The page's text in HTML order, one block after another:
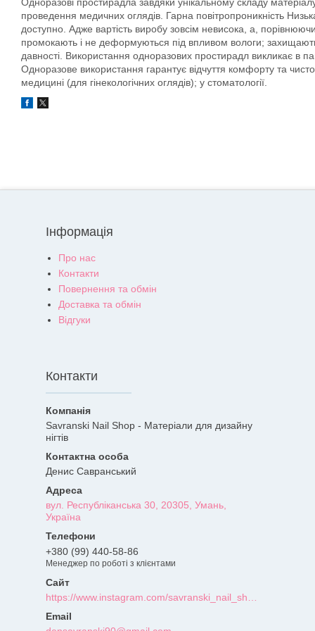
проведення медичних оглядів. Гарна повітропроникність
доступно. Адже вартість виробу зовсім невисока, а,
промокають і не деформуються під впливом вологи; захищають
давності. Використання одноразових простирадл викликає в
Одноразове використання гарантує відчуття комфорту та
медицині (для гінекологічних оглядів); у стоматології.
Інформація
Про нас
Контакти
Повернення та обмін
Доставка та обмін
Відгуки
Контакти
Savranski Nail Shop - Матеріали для дизайну
нігтів
Денис Савранський
вул. Республіканська 30, 20305, Умань,
Україна
+380 (99) 440-58-86
Менеджер по роботі з клієнтами